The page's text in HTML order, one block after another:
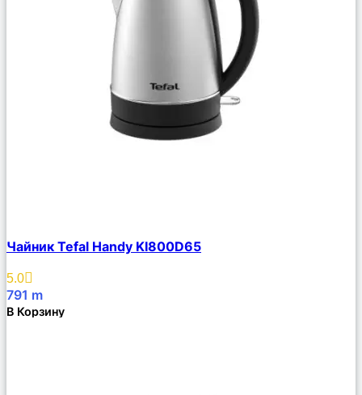
Описание
Избранное
Чайник Tefal Handy KI800D65
5.0
791 m
В Корзину